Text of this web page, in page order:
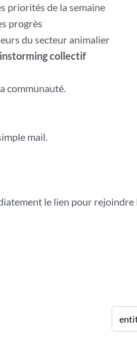
priorités de la semaine
progrès
du secteur animalier
collectif
communauté.
mail.
le lien pour rejoindre